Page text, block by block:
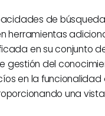
de
herramientas
en su conjunto
gestión del
en la
una